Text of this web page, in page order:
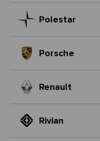
Polestar
Porsche
Renault
Rivian